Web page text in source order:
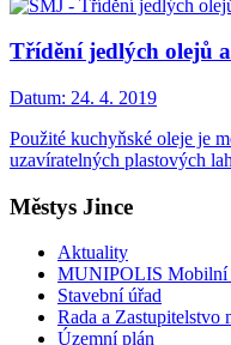
Třídění jedlých olejů
Datum: 24. 4. 2019
Použité kuchyňské oleje je
uzavíratelných plastových
Městys Jince
Aktuality
MUNIPOLIS Mobilní
Stavební úřad
Rada a Zastupitelstvo
Územní plán